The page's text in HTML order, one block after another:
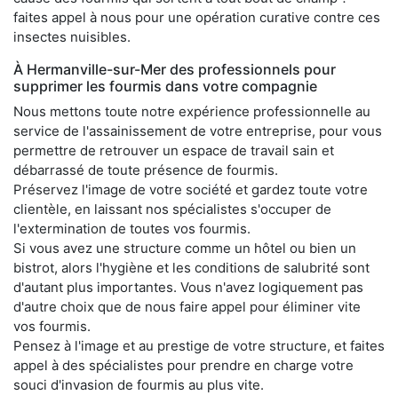
faites appel à nous pour une opération curative contre ces
insectes nuisibles.
À Hermanville-sur-Mer des professionnels pour
supprimer les fourmis dans votre compagnie
Nous mettons toute notre expérience professionnelle au
service de l'assainissement de votre entreprise, pour vous
permettre de retrouver un espace de travail sain et
débarrassé de toute présence de fourmis.
Préservez l'image de votre société et gardez toute votre
clientèle, en laissant nos spécialistes s'occuper de
l'extermination de toutes vos fourmis.
Si vous avez une structure comme un hôtel ou bien un
bistrot, alors l'hygiène et les conditions de salubrité sont
d'autant plus importantes. Vous n'avez logiquement pas
d'autre choix que de nous faire appel pour éliminer vite
vos fourmis.
Pensez à l'image et au prestige de votre structure, et faites
appel à des spécialistes pour prendre en charge votre
souci d'invasion de fourmis au plus vite.